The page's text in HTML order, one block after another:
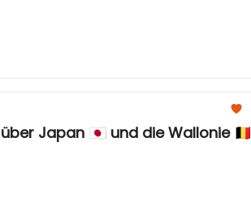
#121 - MICE News für #eventprofs 🙋🏼‍♀️ - Podcast 🎙️ der Woche - Stream TV neue Folgen über Japan 🇯🇵 und die Wallonie 🇧🇪